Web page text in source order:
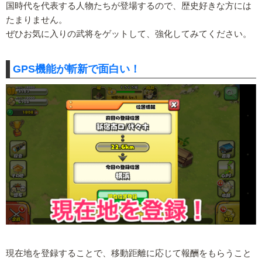
国時代を代表する人物たちが登場するので、歴史好きな方には
たまりません。
ぜひお気に入りの武将をゲットして、強化してみてください。
GPS機能が斬新で面白い！
現在地を登録することで、移動距離に応じて報酬をもらうこと